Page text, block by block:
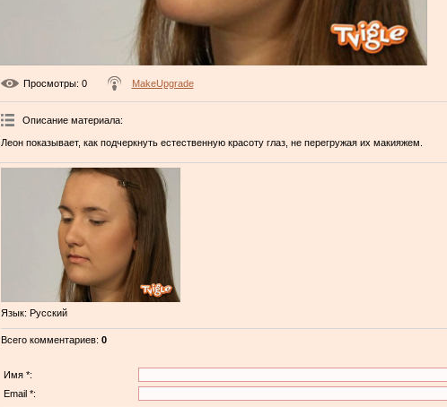
Просмотры: 0 MakeUpgrade
Описание материала:
Леон показывает, как подчеркнуть естественную красоту глаз, не перегружая их макияжем.
Язык: Русский
Всего комментариев: 0
Имя *:
Email *: